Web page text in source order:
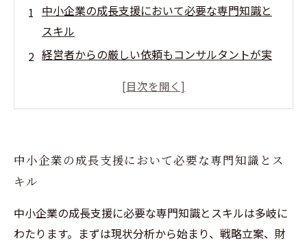
中小企業の成長支援において必要な専門知識と
スキル
経営者からの厳しい依頼もコンサルタントが実
中小企業への総合サポートで未来の成長戦略を
イス
必要
中小企業の成長支援において必要な専門知識とス
キル
中小企業の成長支援に必要な専門知識とスキルは多岐に
わたります。まずは現状分析から始まり、戦略立案、財